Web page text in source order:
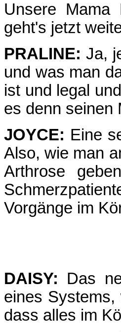
Unsere
geht's jetzt
PRALINE: Ja,
und was man
ist und legal
es denn seinen
JOYCE: Eine
Also, wie man
Arthrose
Vorgänge im
DAISY: Das
eines
dass alles im